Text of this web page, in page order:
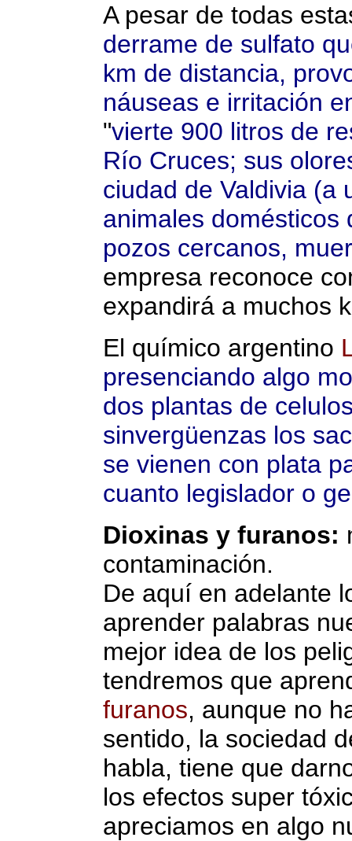
A pesar de todas
derrame de sulfato
km de distancia,
náuseas e irritación
"vierte 900 litros de
Río Cruces; sus
ciudad de Valdivia (a
animales domésticos
pozos cercanos,
empresa reconoce
expandirá a muchos
El químico argentino
presenciando algo
dos plantas de
sinvergüenzas los
se vienen con plata
cuanto legislador o
Dioxinas y furanos:
contaminación.
De aquí en adelante
aprender palabras
mejor idea de los
tendremos que
furanos, aunque no
sentido, la sociedad
habla, tiene que
los efectos super
apreciamos en algo